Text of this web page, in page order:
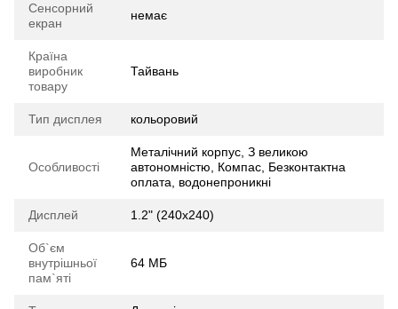
Сенсорний
екран
немає
Країна
виробник
товару
Тайвань
Тип дисплея кольоровий
Особливості
Металічний корпус, З великою
автономністю, Компас, Безконтактна
оплата, водонепроникні
Дисплей 1.2" (240x240)
Об`єм
внутрішньої
пам`яті
64 МБ